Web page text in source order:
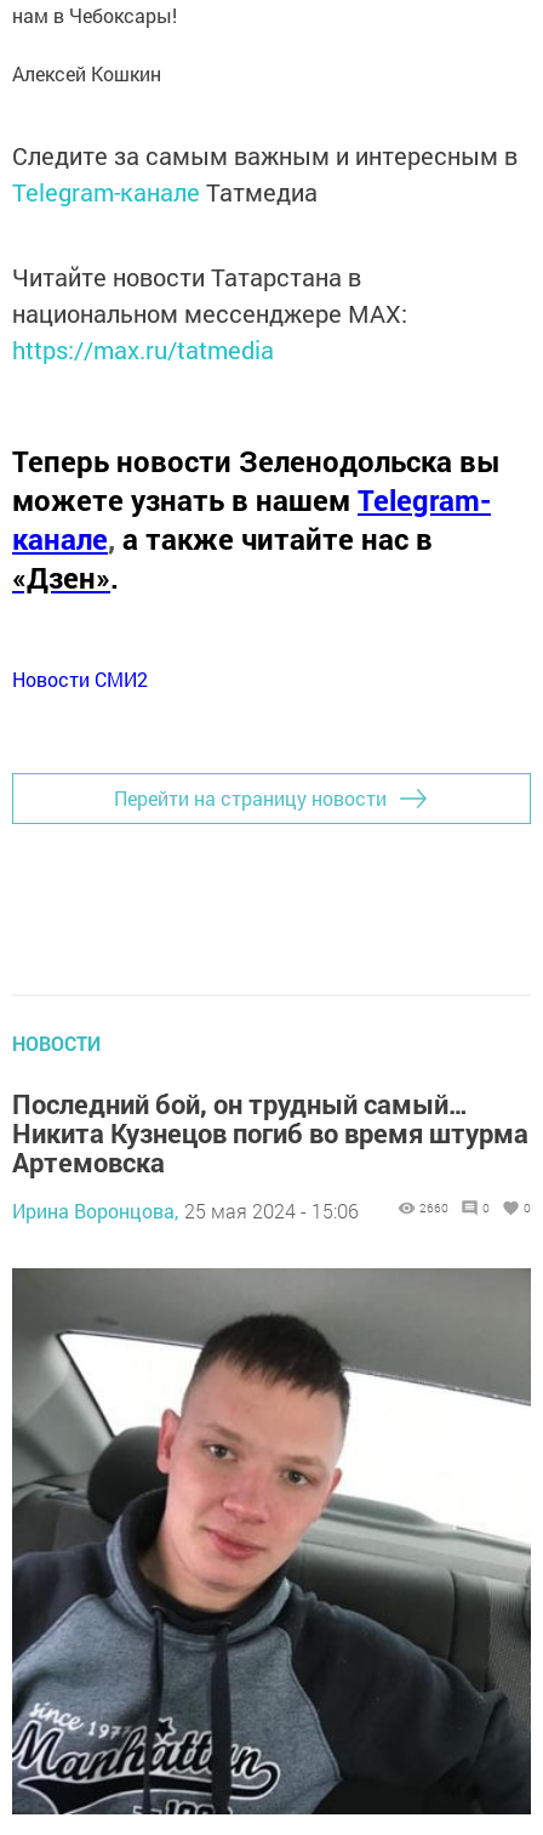
нам в Чебоксары!
Алексей Кошкин
Следите за самым важным и интересным в
Telegram-канале Татмедиа
Читайте новости Татарстана в
национальном мессенджере MАХ:
https://max.ru/tatmedia
Теперь новости Зеленодольска вы
можете узнать в нашем Telegram-
канале, а также читайте нас в
«Дзен».
Новости СМИ2
Перейти на страницу новости
НОВОСТИ
Последний бой, он трудный самый…
Никита Кузнецов погиб во время штурма
Артемовска
Ирина Воронцова, 25 мая 2024 - 15:06 2660 0 0